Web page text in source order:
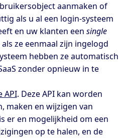
aanmaken of
als u al een login-systeem
en uw klanten een single
ze eenmaal zijn ingelogd
hebben ze automatisch
zonder opnieuw in te
API. Deze API kan worden
maken en wijzigen van
er en mogelijkheid om een
op te halen, en de